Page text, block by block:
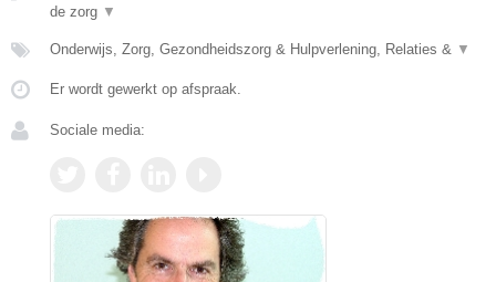
de zorg ▼
Onderwijs, Zorg, Gezondheidszorg & Hulpverlening, Relaties & ▼
Er wordt gewerkt op afspraak.
Sociale media: